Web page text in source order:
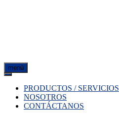
menú
PRODUCTOS / SERVICIOS
NOSOTROS
CONTÁCTANOS